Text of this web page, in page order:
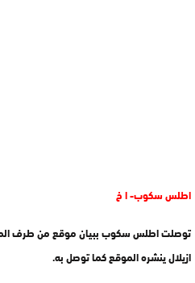
اطلس سكوب- ا خ
توصلت اطلس سكوب ببيان موقع من طرف
ازيلال ينشره الموقع كما توصل به.